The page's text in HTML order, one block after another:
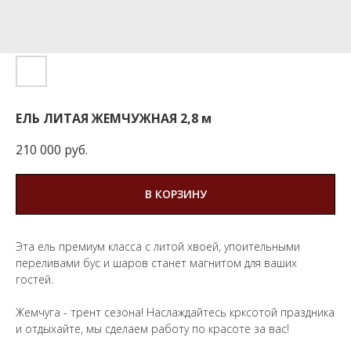
ЕЛЬ ЛИТАЯ ЖЕМЧУЖНАЯ 2,8 м
210 000 руб.
В КОРЗИНУ
Эта ель премиум класса с литой хвоей, упоительными
переливами бус и шаров станет магнитом для ваших
гостей.
Жемчуга - трент сезона! Наслаждайтесь крксотой праздника
и отдыхайте, мы сделаем работу по красоте за вас!